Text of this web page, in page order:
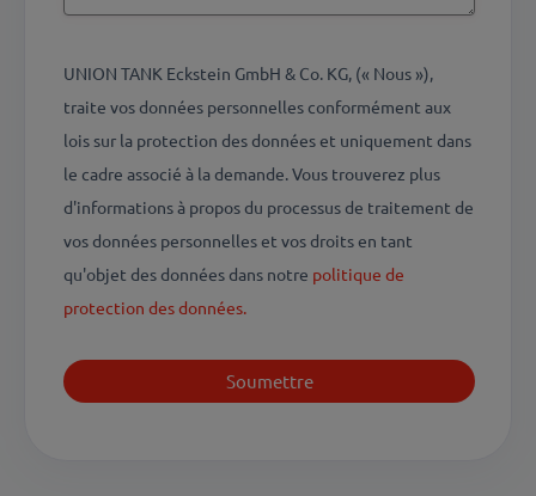
UNION TANK Eckstein GmbH & Co. KG, (« Nous »),
traite vos données personnelles conformément aux
lois sur la protection des données et uniquement dans
le cadre associé à la demande. Vous trouverez plus
d'informations à propos du processus de traitement de
vos données personnelles et vos droits en tant
qu'objet des données dans notre politique de
protection des données.